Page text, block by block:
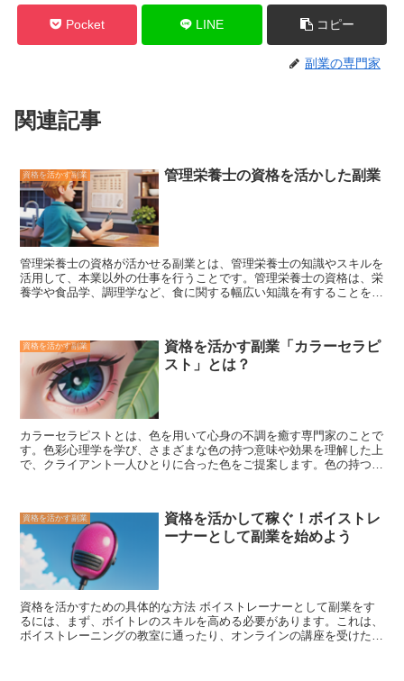
Pocket LINE コピー
副業の専門家
関連記事
資格を活かす副業 管理栄養士の資格を活かした副業
管理栄養士の資格が活かせる副業とは、管理栄養士の知識やスキルを
活用して、本業以外の仕事を行うことです。管理栄養士の資格は、栄
養学や食品学、調理学など、食に関する幅広い知識を有することを証
指導を行うことができます。また、介護施設や高齢者向け施設で食事
の管理や栄養指導を行うこともできます。さらに、学校や保育園、幼
稚園などで、給食の管理や栄養指導を行うことも可能です。
養士は、食に関する知識を活かして、料理教室を開いたり、レシピ本
を出版したりすることもできます。
を執筆したり、テレビやラジオに出演したりすることもできます。さ
らに、食に関するコンサルタントとして、企業や団体にアドバイスを
行うことも可能です。 管理栄養士の資格は、食に関する幅広い知識
を有することを証明するものです。そのため、食に関するさまざまな
分野で副業をすることができます。管理栄養士の資格を活かして、副
資格を活かす副業
資格を活かす副業「カラーセラピ
スト」とは？
カラーセラピストとは、色を用いて心身の不調を癒す専門家のことで
す。色彩心理学を学び、さまざまな色の持つ意味や効果を理解した上
で、クライアント一人ひとりに合った色をご提案します。色の持つエ
トの仕事は、クライアントとのカウンセリングから始まります。カウ
ンセリングでは、クライアントの悩みや心の状態を聞き取り、最適な
カラーセラピーを提案します。カラーセラピーには、様々な手法があ
り、その中でも代表的なのが「カラーボトルセラピー」です。カラー
ボトルセラピーでは、色付きのボトルを並べ、クライアントが直感的
に選んだボトルから、現在の心の状態や潜在意識を読み解いていきま
す。 カラーセラピストの資格は、民間団体が認定しているものがほ
とんどです。カラーセラピストになるには、カラーセラピーに関する
専門知識を学べるスクールに通い、認定試験に合格する必要がありま
資格を活かす副業
資格を活かして稼ぐ！ボイストレ
ーナーとして副業を始めよう
資格を活かすための具体的な方法 ボイストレーナーとして副業をす
るには、まず、ボイトレのスキルを高める必要があります。これは、
ボイストレーニングの教室に通ったり、オンラインの講座を受けたり